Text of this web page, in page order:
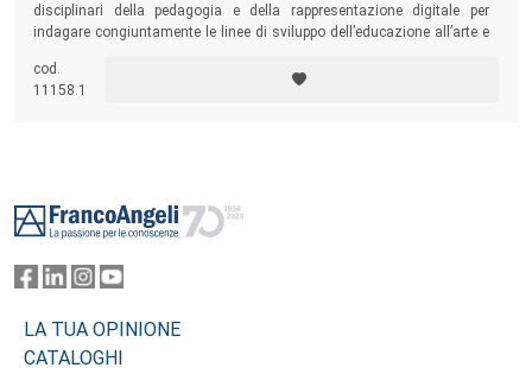
disciplinari della pedagogia e della rappresentazione digitale per
indagare congiuntamente le linee di sviluppo dell’educazione all’arte e
Realtà Virtuale immersiva.
cod.
11158.1
LA TUA OPINIONE
CATALOGHI